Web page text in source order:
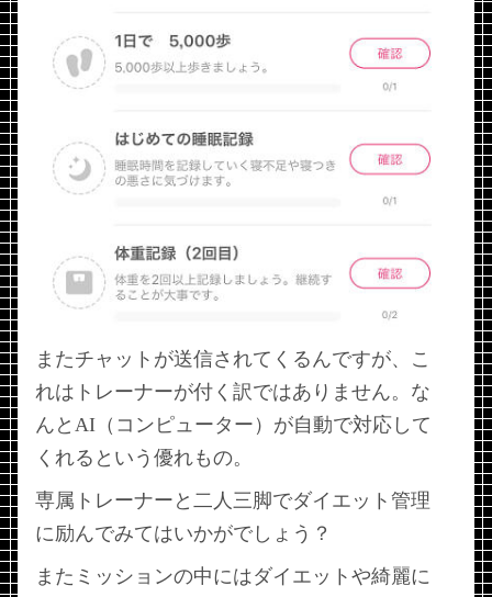
またチャットが送信されてくるんですが、こ
れはトレーナーが付く訳ではありません。な
んとAI（コンピューター）が自動で対応して
くれるという優れもの。
専属トレーナーと二人三脚でダイエット管理
に励んでみてはいかがでしょう？
またミッションの中にはダイエットや綺麗に